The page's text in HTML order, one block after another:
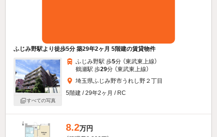
ふじみ野駅より徒歩5分 築29年2ヶ月 5階建の賃貸物件
すべての写真
ふじみ野駅 歩5分 （東武東上線）
鶴瀬駅 歩29分 （東武東上線）
埼玉県ふじみ野市うれし野２丁目
5階建 / 29年2ヶ月 / RC
8.2万円